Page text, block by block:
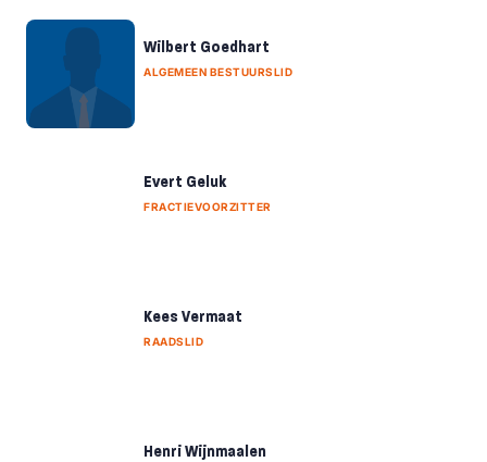
Wilbert Goedhart
ALGEMEEN BESTUURSLID
Evert Geluk
FRACTIEVOORZITTER
Kees Vermaat
RAADSLID
Henri Wijnmaalen